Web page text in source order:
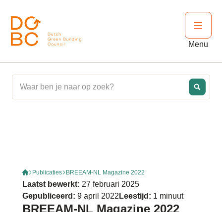
Open
Menu
Publicaties BREEAM-NL Magazine 2022
Laatst bewerkt: 27 februari 2025
Gepubliceerd:9 april 2022 Leestijd: 1 minuut
BREEAM-NL Magazine 2022